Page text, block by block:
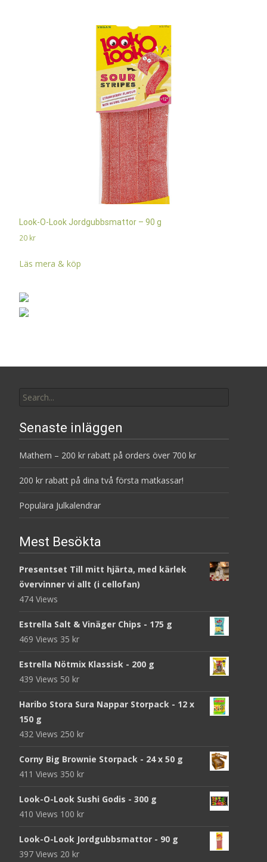
Look-O-Look Jordgubbsmattor – 90 g
20 kr
Läs mera & köp
for:
Senaste inläggen
Mathem – 200 kr rabatt på orders över 700 kr
200 kr rabatt på dina två första matkassar!
Populära Julkalendrar
Mest Besökta
Presentset Till mitt hjärta, med kärlek
övervinner vi allt (i cellofan)
474 Views
Estrella Salt & Vinäger Chips - 175 g
469 Views 35 kr
Estrella Nötmix Klassisk - 200 g
439 Views 50 kr
Haribo Stora Sura Nappar Storpack - 12 x
150 g
432 Views 250 kr
Corny Big Brownie Storpack - 24 x 50 g
411 Views 350 kr
Look-O-Look Sushi Godis - 300 g
410 Views 100 kr
Look-O-Look Jordgubbsmattor - 90 g
397 Views 20 kr